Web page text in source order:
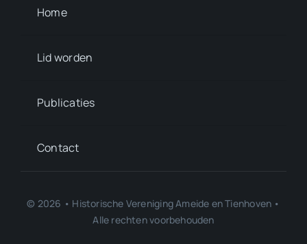
Home
Lid worden
Publicaties
Contact
© 2026 • Historische Vereniging Ameide en Tienhoven •
Alle rechten voorbehouden